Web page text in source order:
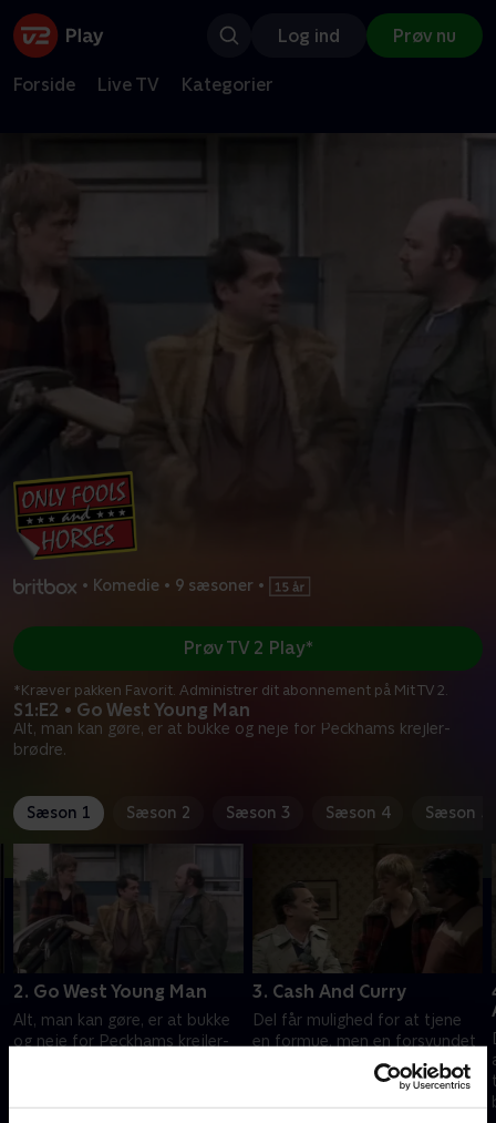
Log ind Prøv nu
Forside Live TV Kategorier
• Komedie • 9 sæsoner •
S1:E2 • Go West Young Man
Alt, man kan gøre, er at bukke og neje for Peckhams krejler-
brødre.
Prøv TV 2 Play*
*Kræver pakken Favorit. Administrer dit abonnement på Mit TV 2.
Sæson 1 Sæson 2 Sæson 3 Sæson 4 Sæson 5
2. Go West Young Man
Alt, man kan gøre, er at bukke
og neje for Peckhams krejler-
3. Cash And Curry
Del får mulighed for at tjene
en formue, men en forsvundet
statue og en bandekrig
spænder ben for den gyldne
mulighed.
5. juli 2023 • 29 min